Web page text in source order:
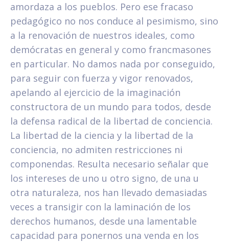
amordaza a los pueblos. Pero ese fracaso
pedagógico no nos conduce al pesimismo, sino
a la renovación de nuestros ideales, como
demócratas en general y como francmasones
en particular. No damos nada por conseguido,
para seguir con fuerza y vigor renovados,
apelando al ejercicio de la imaginación
constructora de un mundo para todos, desde
la defensa radical de la libertad de conciencia.
La libertad de la ciencia y la libertad de la
conciencia, no admiten restricciones ni
componendas. Resulta necesario señalar que
los intereses de uno u otro signo, de una u
otra naturaleza, nos han llevado demasiadas
veces a transigir con la laminación de los
derechos humanos, desde una lamentable
capacidad para ponernos una venda en los